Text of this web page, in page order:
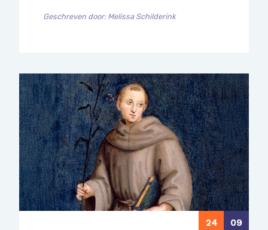
Geschreven door: Melissa Schilderink
24 09